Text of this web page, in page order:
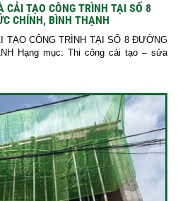
CẢI TẠO CÔNG TRÌNH TẠI SỐ 8
CHÍNH, BÌNH THẠNH
TẠO CÔNG TRÌNH TẠI SỐ 8 ĐƯỜNG
Hạng mục: Thi công cải tạo – sửa